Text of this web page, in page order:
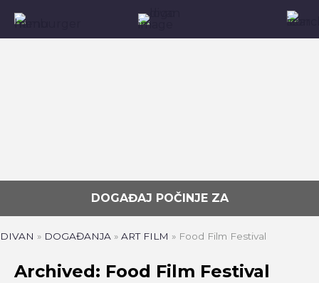
DOGAĐAJ POČINJE ZA
DIVAN » DOGAĐANJA » ART FILM » Food Film Festival
Archived: Food Film Festival